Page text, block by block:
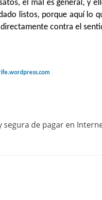
el mal es general, y
listos, porque aquí lo
contra el